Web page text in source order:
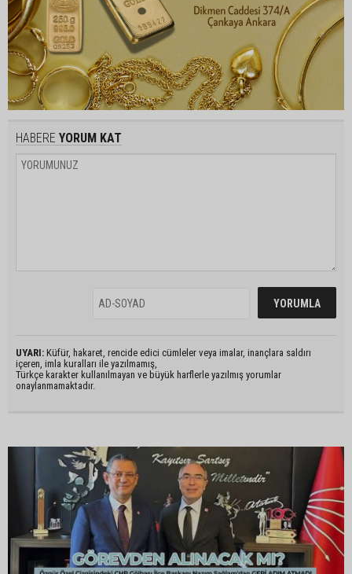
HABERE YORUM KAT
UYARI: Küfür, hakaret, rencide edici cümleler veya imalar, inançlara saldırı
içeren, imla kuralları ile yazılmamış,
Türkçe karakter kullanılmayan ve büyük harflerle yazılmış yorumlar
onaylanmamaktadır.